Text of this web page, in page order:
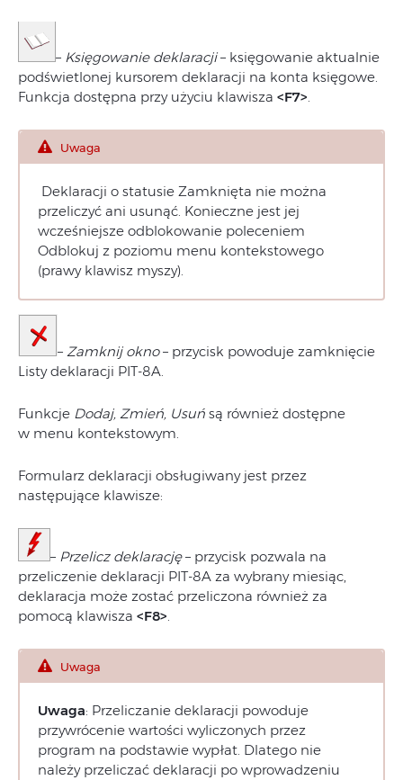
– Księgowanie deklaracji– księgowanie aktualnie
podświetlonej kursorem deklaracji na konta księgowe.
Funkcja dostępna przy użyciu klawisza <F7>.
Uwaga
Deklaracji o statusie Zamknięta nie można
przeliczyć ani usunąć. Konieczne jest jej
wcześniejsze odblokowanie poleceniem
Odblokuj z poziomu menu kontekstowego
(prawy klawisz myszy).
– Zamknij okno– przycisk powoduje zamknięcie
Listy deklaracji PIT-8A.
Funkcje Dodaj, Zmień, Usuń są również dostępne
w menu kontekstowym.
Formularz deklaracji obsługiwany jest przez
następujące klawisze:
– Przelicz deklarację– przycisk pozwala na
przeliczenie deklaracji PIT-8A za wybrany miesiąc,
deklaracja może zostać przeliczona również za
pomocą klawisza <F8>.
Uwaga
Uwaga: Przeliczanie deklaracji powoduje
przywrócenie wartości wyliczonych przez
program na podstawie wypłat. Dlatego nie
należy przeliczać deklaracji po wprowadzeniu